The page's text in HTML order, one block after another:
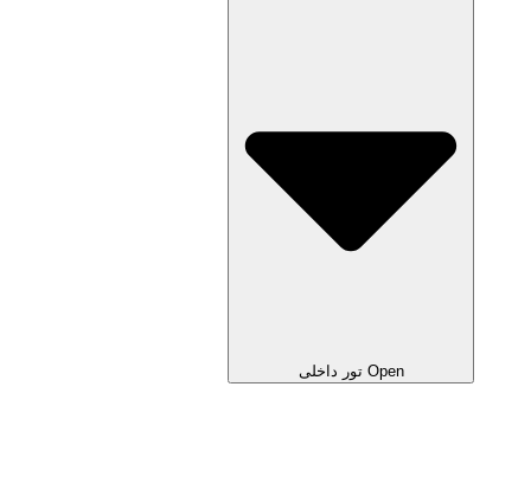
Open تور داخلی